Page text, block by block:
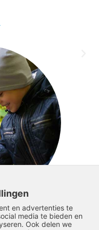
en advertenties te
media te bieden en
Ook delen we